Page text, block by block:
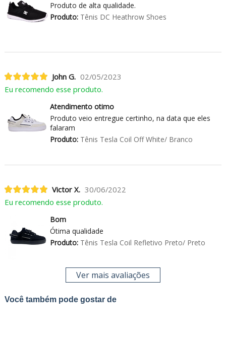
Produto de alta qualidade.
Produto:Tênis DC Heathrow Shoes
John G. 02/05/2023
Eu recomendo esse produto.
Atendimento otimo
Produto veio entregue certinho, na data que eles
falaram
Produto:Tênis Tesla Coil Off White/ Branco
Victor X. 30/06/2022
Eu recomendo esse produto.
Bom
Ótima qualidade
Produto:Tênis Tesla Coil Refletivo Preto/ Preto
Ver mais avaliações
Você também pode gostar de